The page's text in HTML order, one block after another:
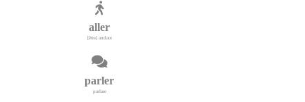
aller
[être] andare
parler
parlare